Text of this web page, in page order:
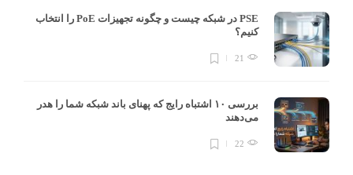
PSE در شبکه چیست و چگونه تجهیزات PoE را انتخاب
کنیم؟
21
بررسی ۱۰ اشتباه رایج که پهنای باند شبکه شما را هدر
می‌دهند
22